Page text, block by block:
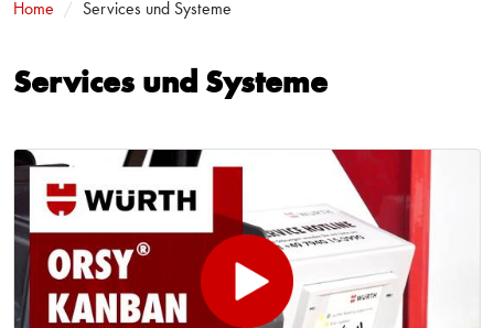
Home Services und Systeme
Services und Systeme